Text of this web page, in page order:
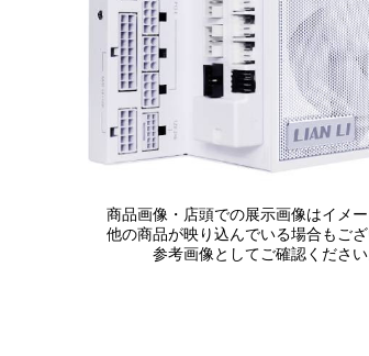
商品画像・店頭での展示画像はイメー
他の商品が映り込んでいる場合もござ
参考画像としてご確認ください